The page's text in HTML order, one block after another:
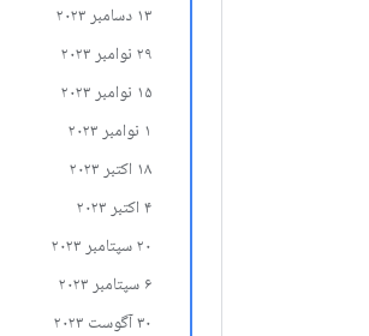
۱۳ دسامبر ۲۰۲۳
۲۹ نوامبر ۲۰۲۳
۱۵ نوامبر ۲۰۲۳
۱ نوامبر ۲۰۲۳
۱۸ اکتبر ۲۰۲۳
۴ اکتبر ۲۰۲۳
۲۰ سپتامبر ۲۰۲۳
۶ سپتامبر ۲۰۲۳
۳۰ آگوست ۲۰۲۳